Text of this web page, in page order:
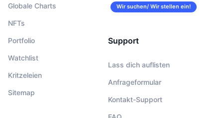
Globale Charts
NFTs
Portfolio
Watchlist
Kritzeleien
Sitemap
Wir suchen/ Wir stellen ein!
Support
Lass dich auflisten
Anfrageformular
Kontakt-Support